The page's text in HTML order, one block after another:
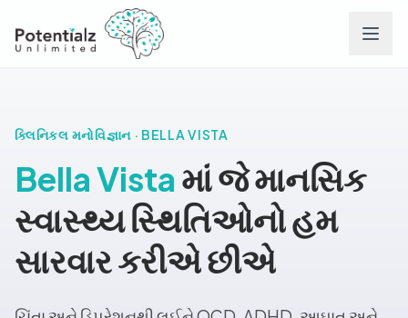
અમારી ટીમ
કારકિર્દી
સંપર્ક કરો
ક્લિનિકલ મનોવિજ્ઞાન · BELLA VISTA
Bella Vista માં જે માનસિક
સ્વાસ્થ્ય સ્થિતિઓનો હમ
સારવાર કરીએ છીએ